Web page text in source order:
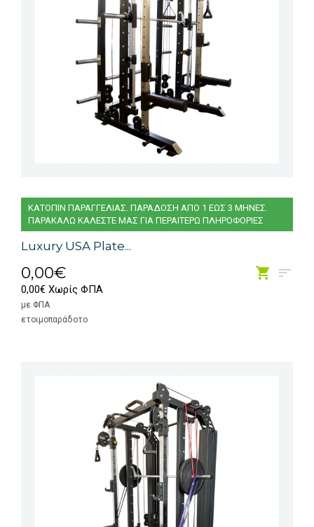
ΚΑΤΟΠΙΝ ΠΑΡΑΓΓΕΛΙΑΣ. ΠΑΡΑΔΟΣΗ ΑΠΟ 1 ΕΩΣ 3 ΜΗΝΕΣ.
ΠΑΡΑΚΑΛΩ ΚΑΛΕΣΤΕ ΜΑΣ ΓΙΑ ΠΕΡΑΙΤΕΡΩ ΠΛΗΡΟΦΟΡΙΕΣ
Luxury USA Plate...
0,00€
0,00€ Χωρίς ΦΠΑ
με ΦΠΑ
ετοιμοπαράδοτο